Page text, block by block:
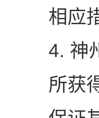
相应
4. 神
所获